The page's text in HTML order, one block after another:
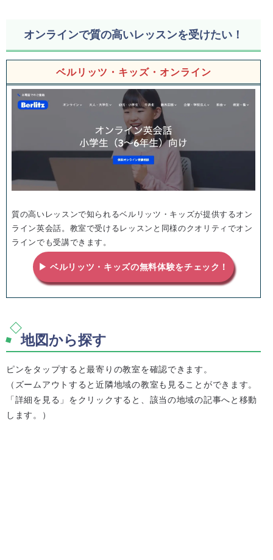
オンラインで質の高いレッスンを受けたい！
ベルリッツ・キッズ・オンライン
質の高いレッスンで知られるベルリッツ・キッズが提供するオン
ライン英会話。教室で受けるレッスンと同様のクオリティでオン
ラインでも受講できます。
▶ ベルリッツ・キッズの無料体験をチェック！
地図から探す
ピンをタップすると最寄りの教室を確認できます。
（ズームアウトすると近隣地域の教室も見ることができます。
「詳細を見る」をクリックすると、該当の地域の記事へと移動
します。）